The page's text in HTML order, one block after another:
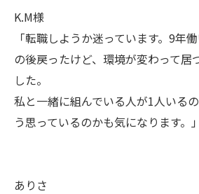
K.M様
「転職しようか迷っています。9年
の後戻ったけど、環境が変わって居
した。
私と一緒に組んでいる人が1人いる
う思っているのかも気になります。」
ありさ